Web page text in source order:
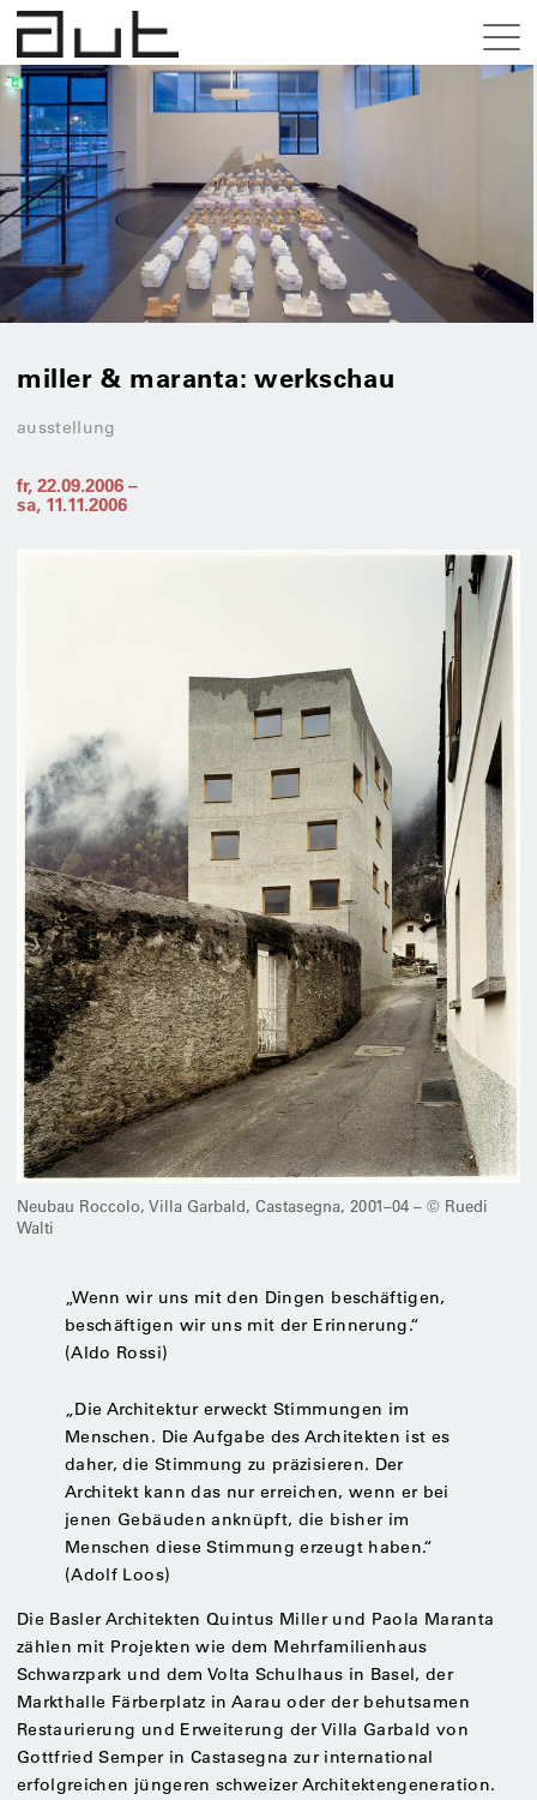
miller & maranta: werkschau
ausstellung
fr, 22.09.2006 –
sa, 11.11.2006
Neubau Roccolo, Villa Garbald, Castasegna, 2001–04 – © Ruedi
Walti
„Wenn wir uns mit den Dingen beschäftigen,
beschäftigen wir uns mit der Erinnerung.“
(Aldo Rossi)
„Die Architektur erweckt Stimmungen im
Menschen. Die Aufgabe des Architekten ist es
daher, die Stimmung zu präzisieren. Der
Architekt kann das nur erreichen, wenn er bei
jenen Gebäuden anknüpft, die bisher im
Menschen diese Stimmung erzeugt haben.“
(Adolf Loos)
Die Basler Architekten Quintus Miller und Paola Maranta
zählen mit Projekten wie dem Mehrfamilienhaus
Schwarzpark und dem Volta Schulhaus in Basel, der
Markthalle Färberplatz in Aarau oder der behutsamen
Restaurierung und Erweiterung der Villa Garbald von
Gottfried Semper in Castasegna zur international
erfolgreichen jüngeren schweizer Architektengeneration.